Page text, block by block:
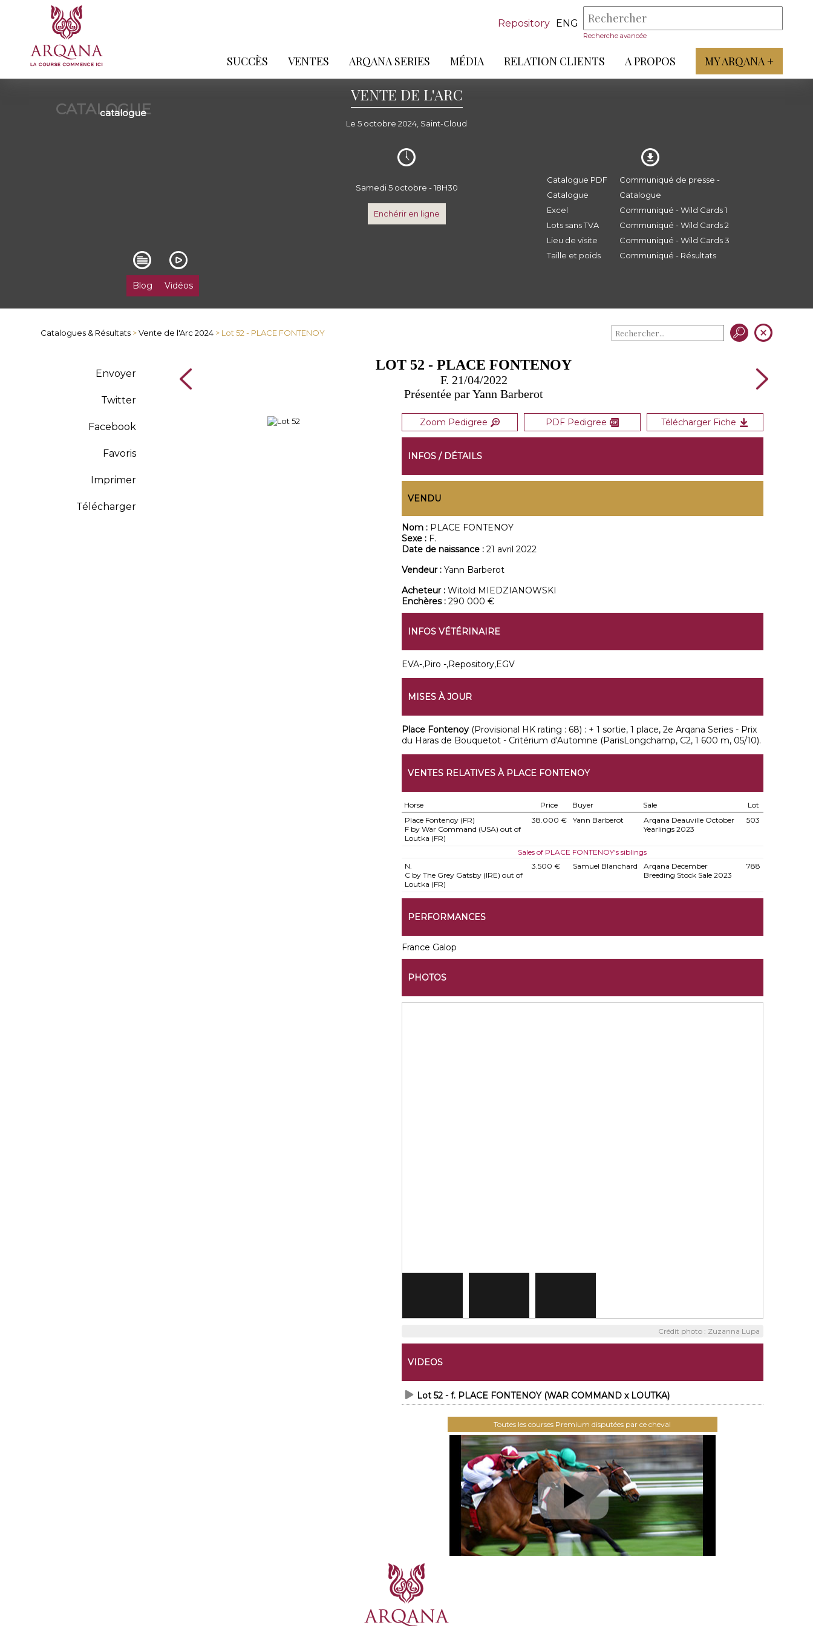
Repository ENG
Recherche avancée
SUCCÈS VENTES ARQANA SERIES MÉDIA RELATION CLIENTS A PROPOS MY ARQANA +
CATALOGUE
catalogue
VENTE DE L'ARC
Le 5 octobre 2024, Saint-Cloud
Blog Vidéos
Samedi 5 octobre - 18H30
Enchérir en ligne
Catalogue PDF
Catalogue
Excel
Lots sans TVA
Lieu de visite
Taille et poids
Communiqué de presse -
Catalogue
Communiqué - Wild Cards 1
Communiqué - Wild Cards 2
Communiqué - Wild Cards 3
Communiqué - Résultats
Catalogues & Résultats >Vente de l'Arc 2024 > Lot 52 - PLACE FONTENOY
Envoyer
Twitter
Facebook
Favoris
Imprimer
Télécharger
LOT 52 - PLACE FONTENOY
F. 21/04/2022
Présentée par Yann Barberot
Zoom Pedigree PDF Pedigree Télécharger Fiche
INFOS / DÉTAILS
VENDU
Nom : PLACE FONTENOY
Sexe : F.
Date de naissance : 21 avril 2022
Vendeur : Yann Barberot
Acheteur : Witold MIEDZIANOWSKI
Enchères : 290 000 €
INFOS VÉTÉRINAIRE
EVA-,Piro -,Repository,EGV
MISES À JOUR
Place Fontenoy(Provisional HK rating : 68) : + 1 sortie, 1 place, 2e Arqana Series - Prix
du Haras de Bouquetot - Critérium d'Automne (ParisLongchamp, C2, 1 600 m, 05/10).
VENTES RELATIVES À PLACE FONTENOY
Horse Price Buyer Sale
Lot
Place Fontenoy (FR)
F by War Command (USA) out of
Loutka (FR)
38.000 € Yann Barberot
Arqana Deauville October
Yearlings 2023
503
Sales of PLACE FONTENOY's siblings
N.
C by The Grey Gatsby (IRE) out of
Loutka (FR)
3.500 € Samuel Blanchard
Arqana December
Breeding Stock Sale 2023
788
PERFORMANCES
France Galop
PHOTOS
Crédit photo : Zuzanna Lupa
VIDEOS
Lot 52 - f. PLACE FONTENOY (WAR COMMAND x LOUTKA)
Toutes les courses Premium disputées par ce cheval